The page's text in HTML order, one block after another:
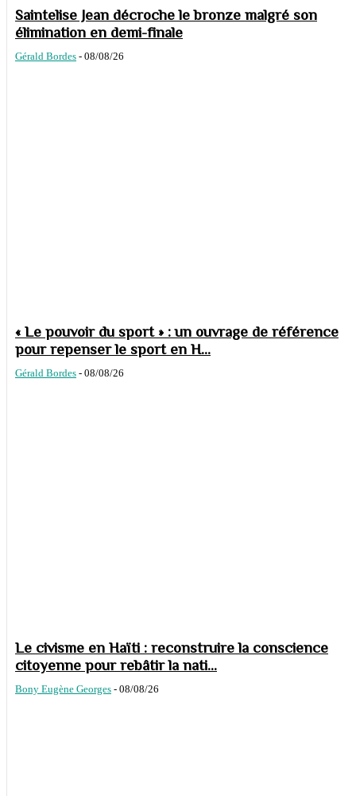
Saintelise Jean décroche le bronze malgré son
élimination en demi-finale
Gérald Bordes - 08/08/26
« Le pouvoir du sport » : un ouvrage de référence
pour repenser le sport en H...
Gérald Bordes - 08/08/26
Le civisme en Haïti : reconstruire la conscience
citoyenne pour rebâtir la nati...
Bony Eugène Georges - 08/08/26